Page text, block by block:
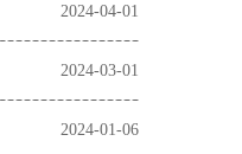
2024-04-01
2024-03-01
2024-01-06